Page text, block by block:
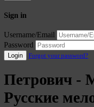
Sign in
Username/Email
Password
Login Forgot your password?
Петрович -
Русские